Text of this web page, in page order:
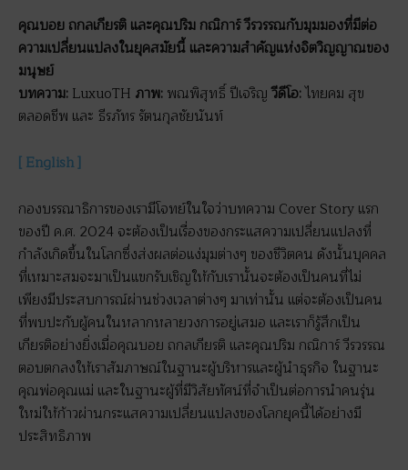
คุณบอย ถกลเกียรติ และคุณปริม กณิการ์ วีรวรรณกับมุมมองที่มีต่อ
ความเปลี่ยนแปลงในยุคสมัยนี้ และความสำคัญแห่งจิตวิญญาณของ
มนุษย์
บทความ: LuxuoTH ภาพ: พณพิสุทธิ์ ปีเจริญวีดีโอ:ไทยคม สุข
ตลอดชีพ และ ธีรภัทร รัตนกุลชัยนันท์
[ English ]
กองบรรณาธิการของเรามีโจทย์ในใจว่าบทความ Cover Story แรก
ของปี ค.ศ. 2024 จะต้องเป็นเรื่องของกระแสความเปลี่ยนแปลงที่
กำลังเกิดขึ้นในโลกซึ่งส่งผลต่อแง่มุมต่างๆ ของชีวิตคน ดังนั้นบุคคล
ที่เหมาะสมจะมาเป็นแขกรับเชิญให้กับเรานั้นจะต้องเป็นคนที่ไม่
เพียงมีประสบการณ์ผ่านช่วงเวลาต่างๆ มาเท่านั้น แต่จะต้องเป็นคน
ที่พบปะกับผู้คนในหลากหลายวงการอยู่เสมอ และเราก็รู้สึกเป็น
เกียรติอย่างยิ่งเมื่อคุณบอย ถกลเกียรติ และคุณปริม กณิการ์ วีรวรรณ
ตอบตกลงให้เราสัมภาษณ์ในฐานะผู้บริหารและผู้นำธุรกิจ ในฐานะ
คุณพ่อคุณแม่ และในฐานะผู้ที่มีวิสัยทัศน์ที่จำเป็นต่อการนำคนรุ่น
ใหม่ให้ก้าวผ่านกระแสความเปลี่ยนแปลงของโลกยุคนี้ได้อย่างมี
ประสิทธิภาพ